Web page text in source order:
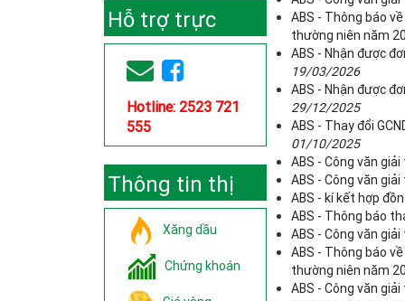
Hỗ trợ trực
tuyến
Hotline: 2523 721
555
Thông tin thị
trườngXăng dầu
Chứng khoán
ABS - Thông báo
thường niên năm
ABS - Nhận được
19/03/2026
ABS - Nhận được
29/12/2025
ABS - Thay đổi
01/10/2025
ABS - Công văn
ABS - Công văn
ABS - kí kết hợp
ABS - Thông báo
ABS - Công văn
ABS - Thông báo
thường niên năm
ABS - Công văn